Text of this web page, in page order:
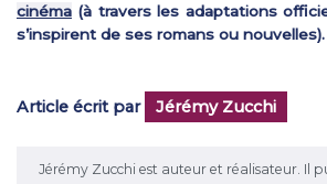
cinéma (à travers les adaptations
s’inspirent de ses romans ou nouvelles).
Article écrit par Jérémy Zucchi
Jérémy Zucchi est auteur et réalisateur. Il